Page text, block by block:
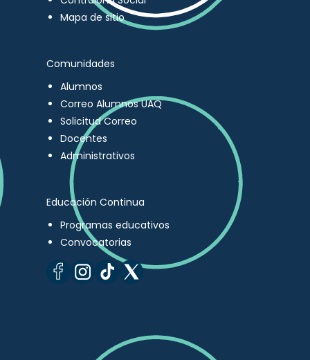
Mapa de sitio
Comunidades
Alumnos
Correo Alumnos UAQ
Solicitud Correo
Docentes
Administrativos
Educación Continua
Programas educativos
Convocatorias